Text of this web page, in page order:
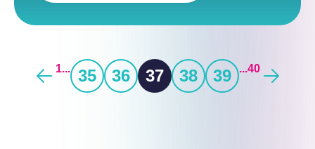
1... 35 36 37 38 39 ...40